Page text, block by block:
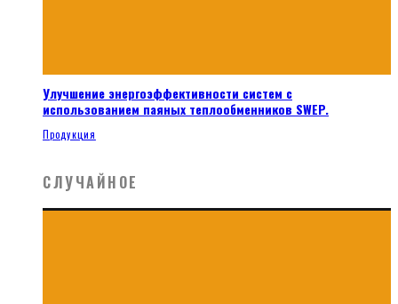
Улучшение энергоэффективности систем с
использованием паяных теплообменников SWEP.
Продукция
СЛУЧАЙНОЕ